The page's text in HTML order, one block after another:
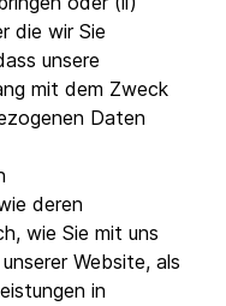
die wir Sie
unsere
mit dem Zweck
Daten
deren
wie Sie mit uns
Website, als
in